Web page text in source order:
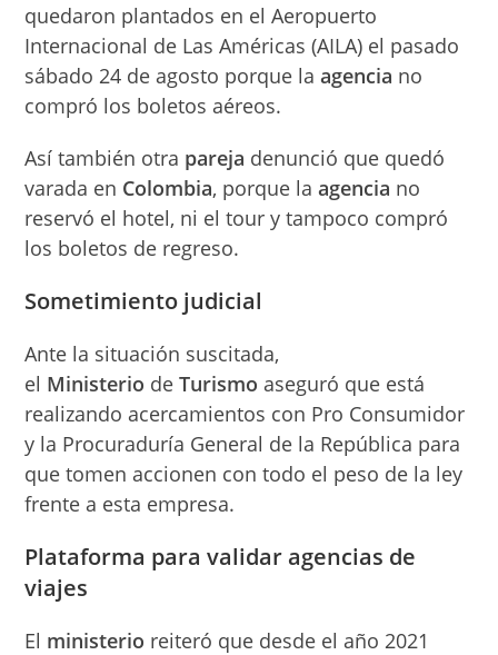
quedaron plantados en el Aeropuerto
Internacional de Las Américas (AILA) el pasado
sábado 24 de agosto porque laagencia no
compró los boletos aéreos.
Así también otra pareja denunció que quedó
varada en Colombia, porque laagencia no
reservó el hotel, ni el tour y tampoco compró
los boletos de regreso.
Sometimiento judicial
Ante la situación suscitada,
el Ministerio deTurismo aseguró que está
realizando acercamientos con Pro Consumidor
y la Procuraduría General de la República para
que tomen accionen con todo el peso de la ley
frente a esta empresa.
Plataforma para validar agencias de
viajes
El ministerio reiteró que desde el año 2021